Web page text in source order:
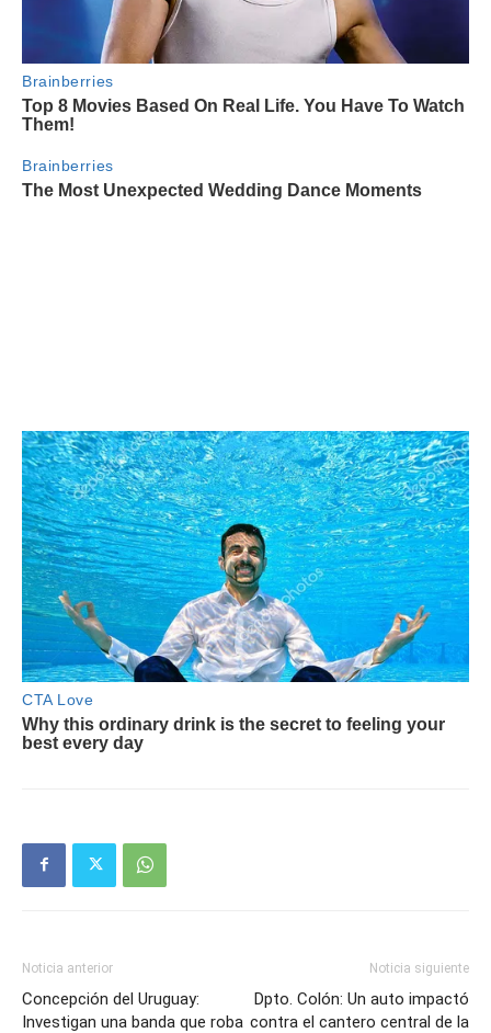
Noticia anterior
Concepción del Uruguay:
Investigan una banda que roba
Noticia siguiente
Dpto. Colón: Un auto impactó
contra el cantero central de la